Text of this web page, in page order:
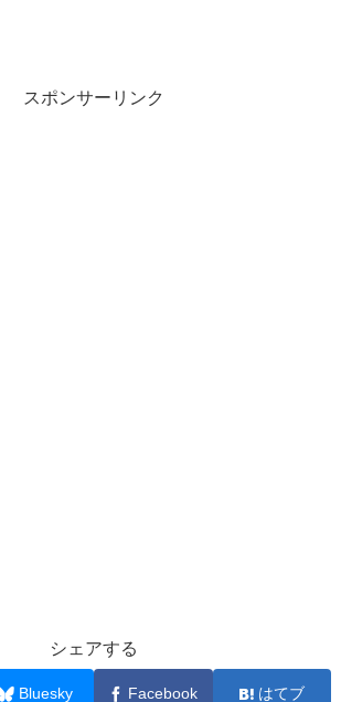
スポンサーリンク
シェアする
Bluesky Facebook はてブ